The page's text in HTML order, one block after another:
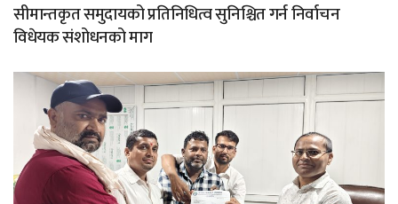
सीमान्तकृत समुदायको प्रतिनिधित्व सुनिश्चित गर्न निर्वाचन
विधेयक संशोधनको माग